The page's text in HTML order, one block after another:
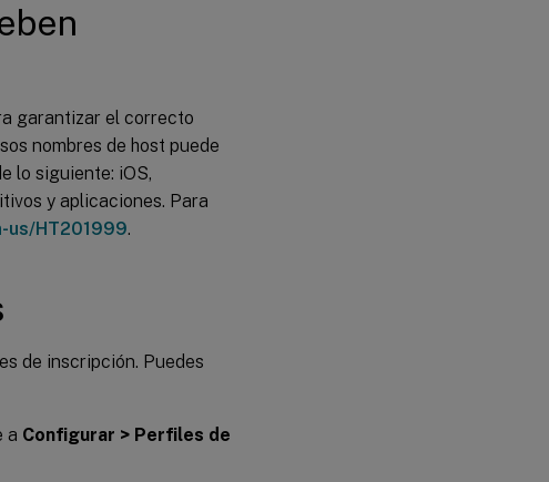
garantizar el correcto
nombres de host puede
lo siguiente: iOS,
y aplicaciones. Para
us/HT201999.
de inscripción. Puedes
a Configurar > Perfiles de